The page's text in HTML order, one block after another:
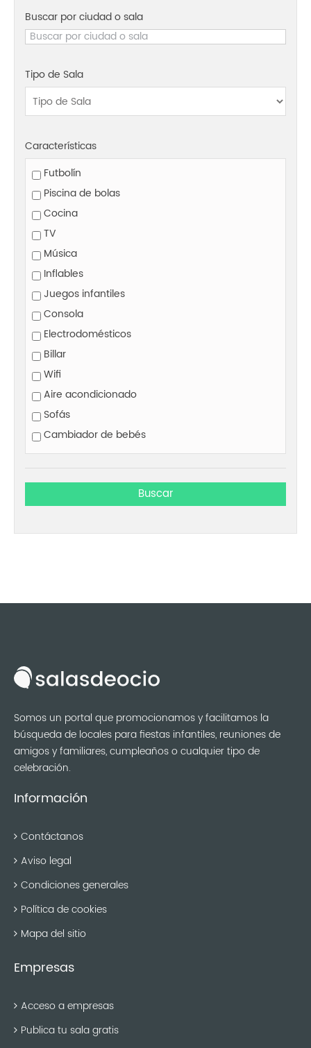
Buscar por ciudad o sala
Tipo de Sala
Características
Futbolín
Piscina de bolas
Cocina
TV
Música
Inflables
Juegos infantiles
Consola
Electrodomésticos
Billar
Wifi
Aire acondicionado
Sofás
Cambiador de bebés
Somos un portal que promocionamos y facilitamos la
búsqueda de locales para fiestas infantiles, reuniones de
amigos y familiares, cumpleaños o cualquier tipo de
celebración.
Información
Contáctanos
Aviso legal
Condiciones generales
Política de cookies
Mapa del sitio
Empresas
Acceso a empresas
Publica tu sala gratis